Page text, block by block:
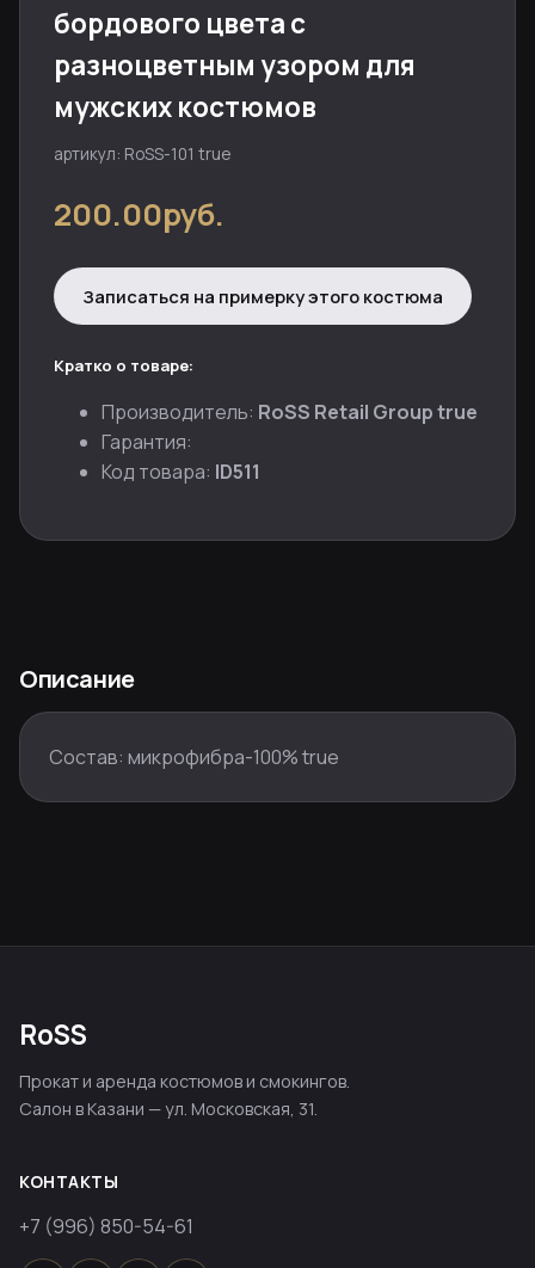
бордового цвета с
разноцветным узором для
мужских костюмов
артикул: RoSS-101 true
200.00руб.
Записаться на примерку этого костюма
Кратко о товаре:
Производитель: RoSS Retail Group true
Гарантия:
Код товара: ID511
Описание
Состав: микрофибра-100% true
RoSS
Прокат и аренда костюмов и смокингов.
Салон в Казани — ул. Московская, 31.
КОНТАКТЫ
+7 (996) 850-54-61